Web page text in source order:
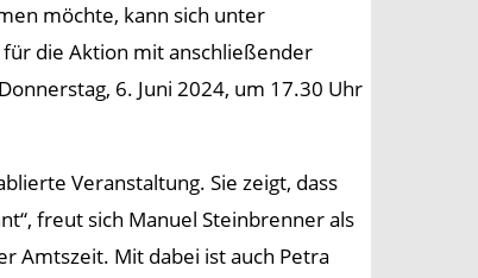
möchte, kann sich unter
die Aktion mit anschließender
6. Juni 2024, um 17.30 Uhr
Veranstaltung. Sie zeigt, dass
freut sich Manuel Steinbrenner als
Amtszeit. Mit dabei ist auch Petra